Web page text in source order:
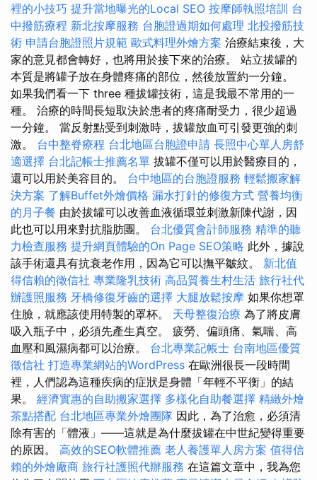
裡的小技巧 提升當地曝光的Local SEO 按摩師執照培訓 台
中撥筋療程 新北按摩服務 台胞證過期如何處理 北投撥筋技
術 申請台胞證照片規範 歐式料理外燴方案 治療結束後，大
家的意見都會轉好，也將用於接下來的治療。 站立拔罐的
本質是將罐子放在身體疼痛的部位，然後放置約一分鐘。
如果我們看一下 three 種拔罐技術，這是我最不常用的一
種。 治療的時間長短取決於患者的疼痛耐受力，很少超過
一分鐘。 當反射點受到刺激時，拔罐放血可引發更強的刺
激。 台中整脊療程 台北地區台胞證申請 長照中心單人房舒
適選擇 台北記帳士推薦名單 拔罐不僅可以用於醫療目的，
還可以用於美容目的。 台中地區的台胞證服務 輕鬆搬家解
決方案 了解Buffet外燴價格 漏水打針的修復方式 營養均衡
的月子餐 由於拔罐可以改善血液循環並刺激新陳代謝，因
此也可以用來對抗脂肪團。 台北優質會計師服務 精準的聽
力檢查服務 提升網頁體驗的On Page SEO策略 此外，據說
該手術還具有抗衰老作用，因為它可以撫平皺紋。 新北值
得信賴的徵信社 專業隆乳技術 高品質養生村生活 旅行社代
辦護照服務 牙橋修復牙齒的選擇 大腿放鬆按摩 如果你想罩
住臉，就應該使用特製的罩杯。 天母整復治療 為了將皮膚
吸入瓶子中，必須先產生真空。 疲勞、偏頭痛、氣喘、高
血壓和風濕病都可以治療。 台北專業記帳士 台南地區優質
徵信社 打造專業網站的WordPress 在歐洲很長一段時間
裡，人們認為這種疾病的症狀是身體「年輕不平衡」的結
果。 經濟實惠的自助搬家選擇 多樣化自助餐選擇 精緻外燴
茶點搭配 台北地區專業外燴團隊 因此，為了治愈，必須清
除有害的「體液」——這就是為什麼拔罐在中世紀變得重要
的原因。 高效的SEO軟體推薦 老人養護單人房方案 值得信
賴的外燴廠商 旅行社護照代辦服務 在這篇文章中，我為您